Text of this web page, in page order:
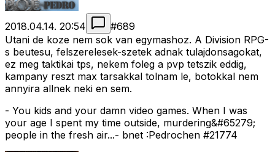
2018.04.14. 20:54 #689
Utani de koze nem sok van egymashoz. A Division RPG-
s beutesu, felszerelesek-szetek adnak tulajdonsagokat,
ez meg taktikai tps, nekem foleg a pvp tetszik eddig,
kampany reszt max tarsakkal tolnam le, botokkal nem
annyira allnek neki en sem.
- You kids and your damn video games. When I was
your age I spent my time outside, murdering&#65279;
people in the fresh air...- bnet :Pedrochen #21774